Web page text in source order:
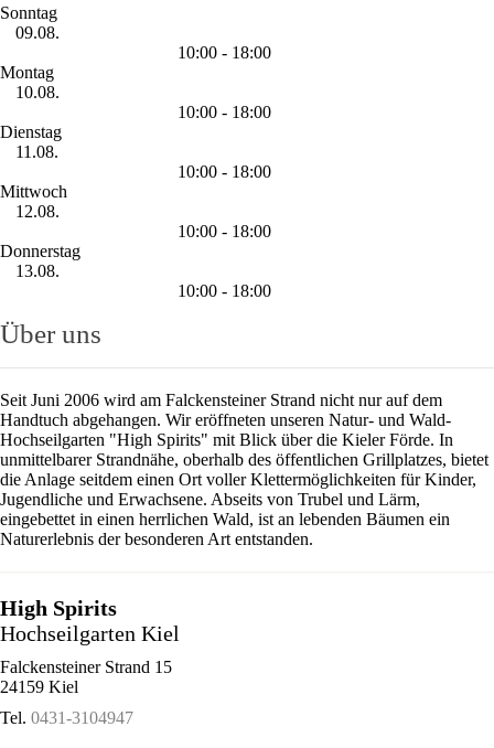
Sonntag
09.08.
10:00 - 18:00
Montag
10.08.
10:00 - 18:00
Dienstag
11.08.
10:00 - 18:00
Mittwoch
12.08.
10:00 - 18:00
Donnerstag
13.08.
10:00 - 18:00
Über uns
Seit Juni 2006 wird am Falckensteiner Strand nicht nur auf dem
Handtuch abgehangen. Wir eröffneten unseren Natur- und Wald-
Hochseilgarten "High Spirits" mit Blick über die Kieler Förde. In
unmittelbarer Strandnähe, oberhalb des öffentlichen Grillplatzes, bietet
die Anlage seitdem einen Ort voller Klettermöglichkeiten für Kinder,
Jugendliche und Erwachsene. Abseits von Trubel und Lärm,
eingebettet in einen herrlichen Wald, ist an lebenden Bäumen ein
Naturerlebnis der besonderen Art entstanden.
High Spirits
Hochseilgarten Kiel
Falckensteiner Strand 15
24159 Kiel
Tel. 0431-3104947